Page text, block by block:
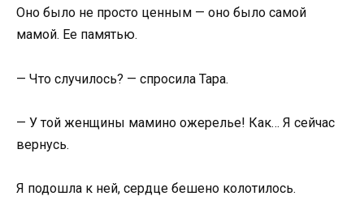
Оно было не просто ценным — оно было самой
мамой. Ее памятью.
— Что случилось? — спросила Тара.
— У той женщины мамино ожерелье! Как… Я сейчас
вернусь.
Я подошла к ней, сердце бешено колотилось.